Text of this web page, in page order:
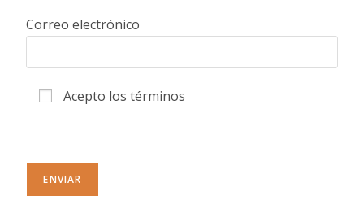
Correo electrónico
Acepto los términos